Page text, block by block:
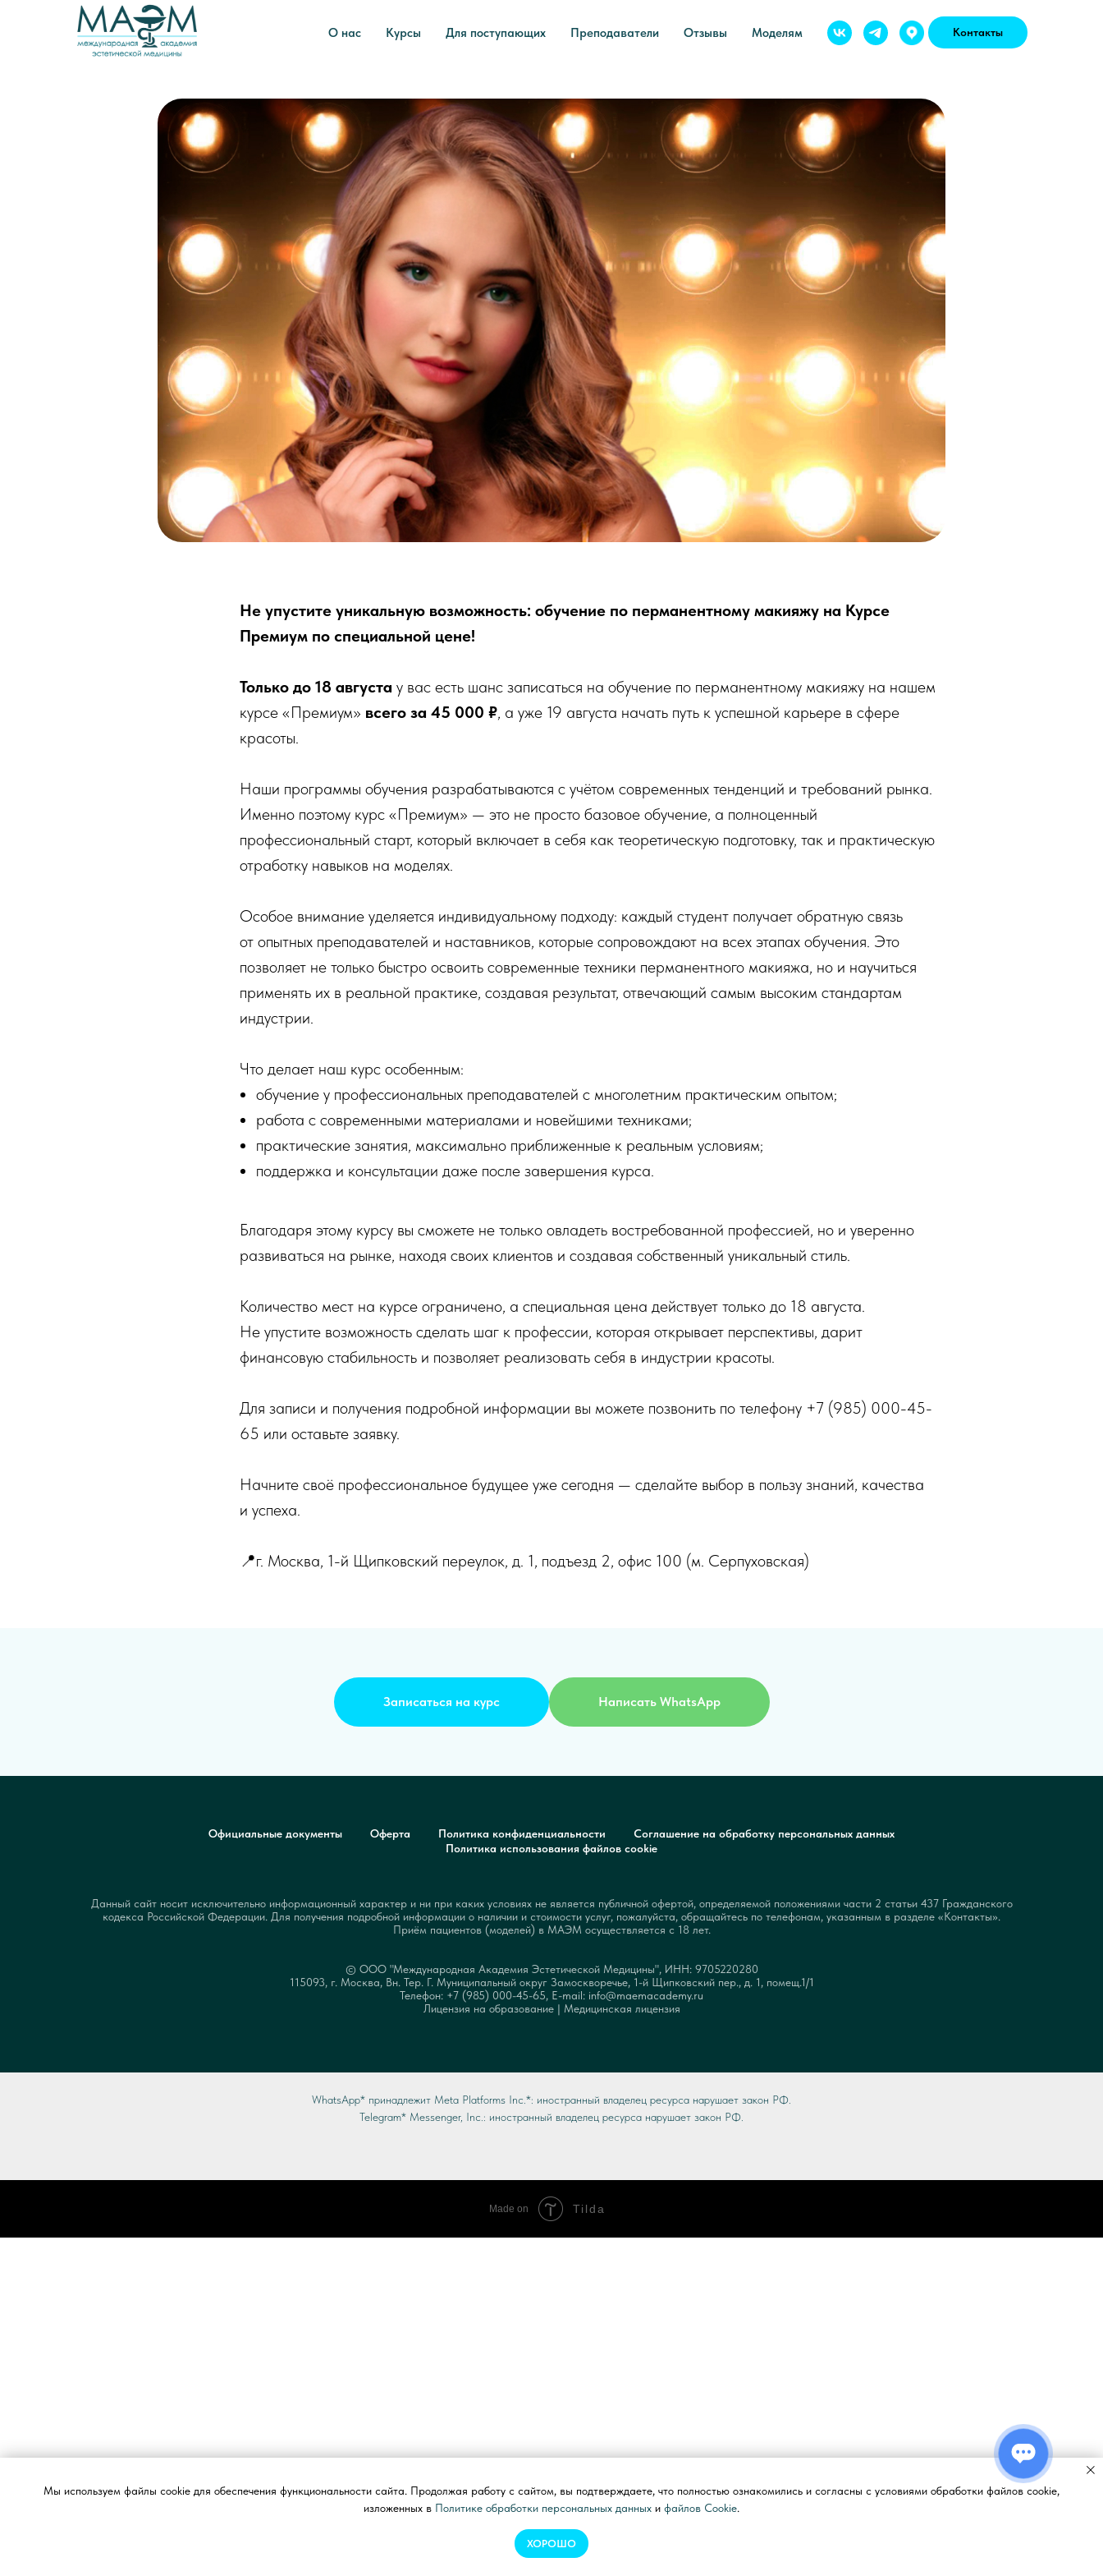
О нас Курсы Для поступающих Преподаватели Отзывы Моделям Контакты
Не упустите уникальную возможность: обучение по перманентному макияжу на Курсе
Премиум по специальной цене!
Только до 18 августа у вас есть шанс записаться на обучение по перманентному макияжу на нашем
курсе «Премиум» всего за 45 000 ₽, а уже 19 августа начать путь к успешной карьере в сфере
красоты.
Наши программы обучения разрабатываются с учётом современных тенденций и требований рынка.
Именно поэтому курс «Премиум» — это не просто базовое обучение, а полноценный
профессиональный старт, который включает в себя как теоретическую подготовку, так и практическую
отработку навыков на моделях.
Особое внимание уделяется индивидуальному подходу: каждый студент получает обратную связь
от опытных преподавателей и наставников, которые сопровождают на всех этапах обучения. Это
позволяет не только быстро освоить современные техники перманентного макияжа, но и научиться
применять их в реальной практике, создавая результат, отвечающий самым высоким стандартам
индустрии.
Что делает наш курс особенным:
обучение у профессиональных преподавателей с многолетним практическим опытом;
работа с современными материалами и новейшими техниками;
практические занятия, максимально приближенные к реальным условиям;
поддержка и консультации даже после завершения курса.
Благодаря этому курсу вы сможете не только овладеть востребованной профессией, но и уверенно
развиваться на рынке, находя своих клиентов и создавая собственный уникальный стиль.
Количество мест на курсе ограничено, а специальная цена действует только до 18 августа.
Не упустите возможность сделать шаг к профессии, которая открывает перспективы, дарит
финансовую стабильность и позволяет реализовать себя в индустрии красоты.
Для записи и получения подробной информации вы можете позвонить по телефону +7 (985) 000-45-
65 или оставьте заявку.
Начните своё профессиональное будущее уже сегодня — сделайте выбор в пользу знаний, качества
и успеха.
📍г. Москва, 1-й Щипковский переулок, д. 1, подъезд 2, офис 100 (м. Серпуховская)
Записаться на курс Написать WhatsApp
Официальные документы Оферта Политика конфиденциальности
Соглашение на обработку персональных данных
Политика использования файлов cookie
Данный сайт носит исключительно информационный характер и ни при каких условиях не является публичной офертой, определяемой положениями части 2 статьи 437 Гражданского
кодекса Российской Федерации. Для получения подробной информации о наличии и стоимости услуг, пожалуйста, обращайтесь по телефонам, указанным в разделе «Контакты».
Приём пациентов (моделей) в МАЭМ осуществляется с 18 лет.
© ООО "Международная Академия Эстетической Медицины", ИНН: 9705220280
115093, г. Москва, Вн. Тер. Г. Муниципальный округ Замоскворечье, 1-й Щипковский пер., д. 1, помещ.1/1
Телефон: +7 (985) 000-45-65, E-mail: info@maemacademy.ru
Лицензия на образование| Медицинская лицензия
WhatsApp* принадлежит Meta Platforms Inc.*: иностранный владелец ресурса нарушает закон РФ.
Telegram* Messenger, Inc.: иностранный владелец ресурса нарушает закон РФ.
Мы используем файлы cookie для обеспечения функциональности сайта. Продолжая работу с сайтом, вы подтверждаете, что полностью ознакомились и согласны с условиями обработки файлов cookie,
изложенных в Политике обработки персональных данных и файлов Cookie.
ХОРОШО
Made on Tilda